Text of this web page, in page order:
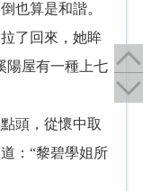
算是和諧。
了回來，她眸
陽屋有一種上七
頭，從懷中取
：“黎碧學姐所